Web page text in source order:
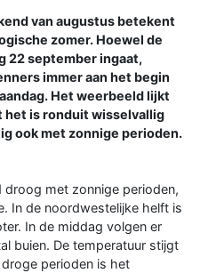
van augustus betekent
zomer. Hoewel de
22 september ingaat,
immer aan het begin
Het weerbeeld lijkt
het is ronduit wisselvallig
ook met zonnige perioden.
droog met zonnige perioden,
In de noordwestelijke helft is
In de middag volgen er
buien. De temperatuur stijgt
perioden is het